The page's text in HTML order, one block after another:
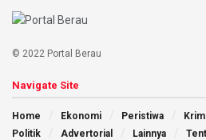
© 2022 Portal Berau
Navigate Site
Home Ekonomi Peristiwa
Politik
Advertorial Lainnya